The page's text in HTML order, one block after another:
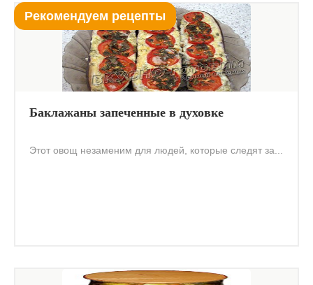
Рекомендуем рецепты
Баклажаны запеченные в духовке
Этот овощ незаменим для людей, которые следят за...